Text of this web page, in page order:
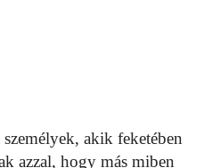
akik feketében
azzal, hogy más miben